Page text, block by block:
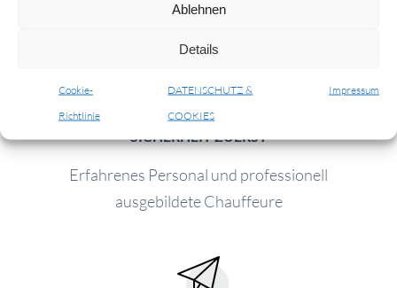
Ablehnen
Details
Cookie-
Richtlinie
DATENSCHUTZ &
COOKIES
Impressum
SICHERHEIT ZUERST
Erfahrenes Personal und professionell
ausgebildete Chauffeure